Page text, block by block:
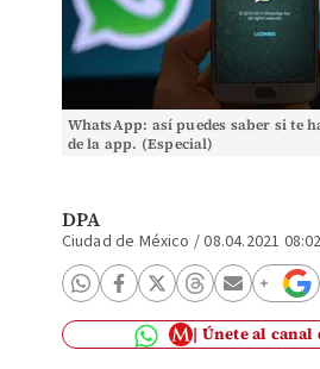
WhatsApp: así puedes saber si te
de la app. (Especial)
DPA
Ciudad de México /08.04.2021
Únete al canal